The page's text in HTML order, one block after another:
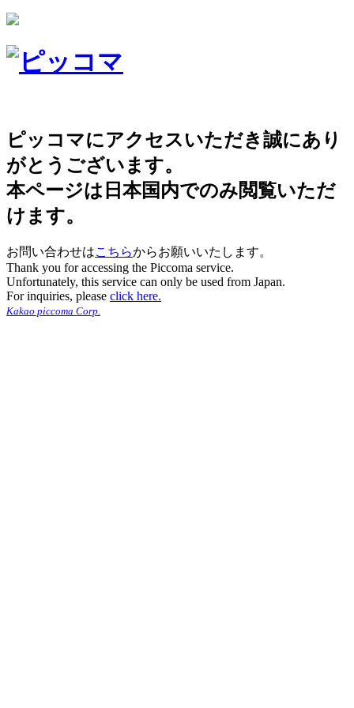
ピッコマにアクセスいただき誠にあり
がとうございます。
本ページは日本国内でのみ閲覧いただ
けます。
お問い合わせはこちらからお願いいたします。
Thank you for accessing the Piccoma service.
Unfortunately, this service can only be used from Japan.
For inquiries, please click here.
Kakao piccoma Corp.